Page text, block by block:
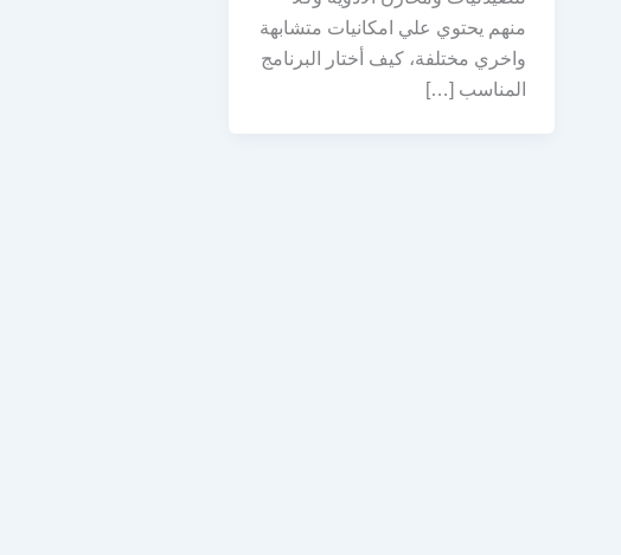
منهم يحتوي علي امكانيات متشابهة
واخري مختلفة، كيف أختار البرنامج
المناسب […]